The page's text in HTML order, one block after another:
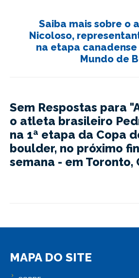
Saiba mais sobre o
Nicoloso,
na etapa
Mundo de
Sem Respostas para
o atleta brasileiro
na 1ª etapa da Copa
boulder, no próximo
semana - em Toronto,
MAPA DO SITE